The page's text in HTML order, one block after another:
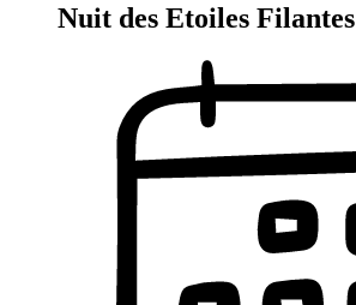
Nuit des Etoiles Filantes